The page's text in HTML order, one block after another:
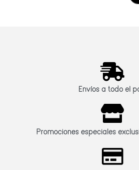
Envíos a todo el
Promociones especiales